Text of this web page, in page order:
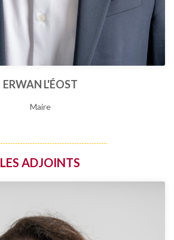
ERWAN L'ÉOST
Maire
LES ADJOINTS